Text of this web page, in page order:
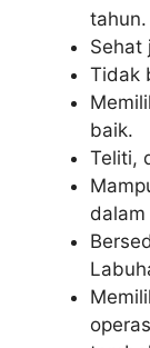
tahun.
Sehat
Tidak
baik.
Teliti,
dalam